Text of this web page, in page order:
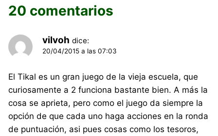
20 comentarios
vilvoh dice:
20/04/2015 a las 07:03
El Tikal es un gran juego de la vieja escuela, que
curiosamente a 2 funciona bastante bien. A más la
cosa se aprieta, pero como el juego da siempre la
opción de que cada uno haga acciones en la ronda
de puntuación, asi pues cosas como los tesoros,